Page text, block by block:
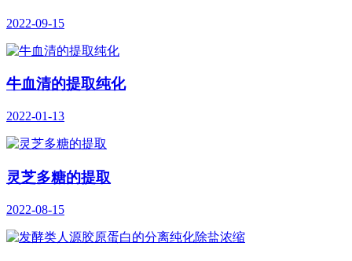
2022-09-15
牛血清的提取纯化
2022-01-13
灵芝多糖的提取
2022-08-15